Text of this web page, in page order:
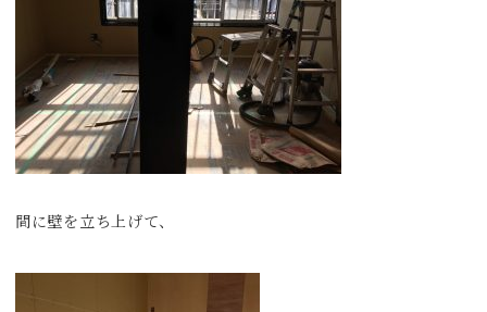
間に壁を立ち上げて、